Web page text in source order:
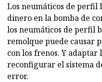
Los neumáticos de
dinero en la bomba de
los neumáticos de perfil
remolque puede causar
con los frenos. Y adaptar
reconfigurar el sistema
error.